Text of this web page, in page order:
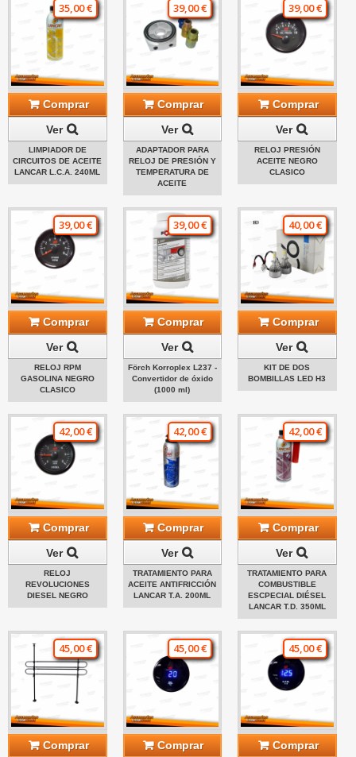
35,00 €
Comprar
Ver
LIMPIADOR DE
CIRCUITOS DE ACEITE
LANCAR L.C.A. 240ML
39,00 €
Comprar
Ver
ADAPTADOR PARA
RELOJ DE PRESIÓN Y
TEMPERATURA DE
ACEITE
39,00 €
Comprar
Ver
RELOJ PRESIÓN
ACEITE NEGRO
CLASICO
39,00 €
Comprar
Ver
RELOJ RPM
GASOLINA NEGRO
CLASICO
39,00 €
Comprar
Ver
Förch Korroplex L237 -
Convertidor de óxido
(1000 ml)
40,00 €
Comprar
Ver
KIT DE DOS
BOMBILLAS LED H3
42,00 €
Comprar
Ver
RELOJ
REVOLUCIONES
DIESEL NEGRO
42,00 €
Comprar
Ver
TRATAMIENTO PARA
ACEITE ANTIFRICCIÓN
LANCAR T.A. 200ML
42,00 €
Comprar
Ver
TRATAMIENTO PARA
COMBUSTIBLE
ESCPECIAL DIÉSEL
LANCAR T.D. 350ML
45,00 €
Comprar
45,00 €
Comprar
45,00 €
Comprar